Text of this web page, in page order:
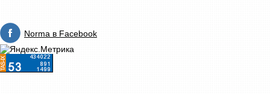
Norma в Facebook